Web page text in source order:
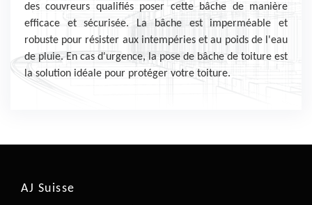
des couvreurs qualifiés poser cette bâche de manière
efficace et sécurisée. La bâche est imperméable et
robuste pour résister aux intempéries et au poids de l'eau
de pluie. En cas d'urgence, la pose de bâche de toiture est
la solution idéale pour protéger votre toiture.
AJ Suisse